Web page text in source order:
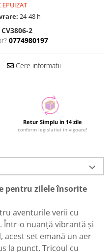
EPUIZAT
24-48 h
CV3806-2
0774980197
Cere informatii
Retur Simplu in 14 zile
conform legislatiei in vigoare!
pentru zilele însorite
aventurile verii cu
Într-o nuanță vibrantă și
acest set emană un aer
la punct. Tricoul cu